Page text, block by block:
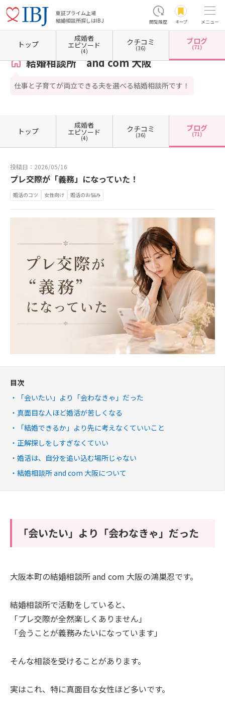
東証プライム上場
結婚相談所探しはIBJ
閲覧履歴 キープ メニュー
ホーム 大阪府の結婚相談所 大阪府大阪市 大阪府大阪市中央区 結婚相談所 and com
結婚相談所 and com 大阪
仕事と子育てが両立できる夫を選べる結婚相談所です！
トップ
成婚者
エピソード
(4)
クチコミ
(36)
ブログ
(71)
トップ
成婚者
エピソード
(4)
クチコミ
(36)
ブログ
(71)
投稿日：2026/05/16
プレ交際が「義務」になっていた！
婚活のコツ 女性向け 婚活のお悩み
目次
「会いたい」より「会わなきゃ」だった
真面目な人ほど婚活が苦しくなる
「結婚できるか」より先に考えなくていいこと
正解探しをしすぎなくていい
婚活は、自分を追い込む場所じゃない
結婚相談所 and com 大阪について
「会いたい」より「会わなきゃ」だった
大阪本町の結婚相談所 and com 大阪の鴻巣忍です。
結婚相談所で活動をしていると、
「プレ交際が全然楽しくありません」
「会うことが義務みたいになっています」
そんな相談を受けることがあります。
実はこれ、特に真面目な女性ほど多いです。